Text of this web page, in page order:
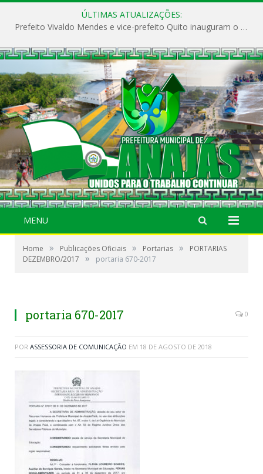
ÚLTIMAS ATUALIZAÇÕES:
Prefeito Vivaldo Mendes e vice-prefeito Quito inauguram o CAPS e fortalecem a saúde pública em Anajás.
MENU
Home » Publicações Oficiais » Portarias »
PORTARIAS
DEZEMBRO/2017
» portaria 670-2017
portaria 670-2017 0
POR ASSESSORIA DE COMUNICAÇÃO EM 18 DE AGOSTO DE 2018